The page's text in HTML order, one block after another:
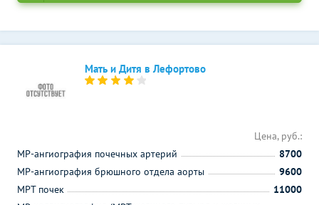
Мать и Дитя в Лефортово
Цена, руб.:
МР-ангиография почечных артерий
8700
МР-ангиография брюшного отдела аорты
9600
МРТ почек
11000